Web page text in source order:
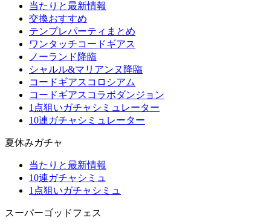
当たりと最新情報
交換おすすめ
テンプレパーティまとめ
ワンタッチコードギアス
ノーランド降臨
シャルル&マリアンヌ降臨
コードギアスコロシアム
コードギアスコラボダンジョン
1点狙いガチャシミュレーター
10連ガチャシミュレーター
夏休みガチャ
当たりと最新情報
10連ガチャシミュ
1点狙いガチャシミュ
スーパーゴッドフェス